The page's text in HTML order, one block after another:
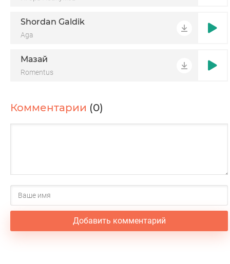
Shordan Galdik
Aga
Мазай
Romentus
Комментарии (0)
Добавить комментарий